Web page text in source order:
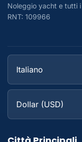
Noleggio yacht e tutti
RNT: 109966